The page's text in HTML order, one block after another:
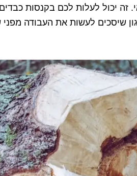
יכול לעלות לכם בקנסות כבדים
שיסכים לעשות את העבודה